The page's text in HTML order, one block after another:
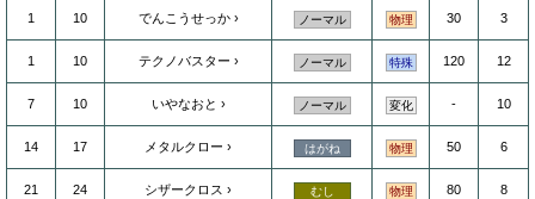
1 10 でんこうせっか ノーマル 物理 30 3
1 10 テクノバスター ノーマル 特殊 120 12
7 10 いやなおと ノーマル 変化 - 10
14 17 メタルクロー はがね 物理 50 6
21 24 シザークロス むし 物理 80 8